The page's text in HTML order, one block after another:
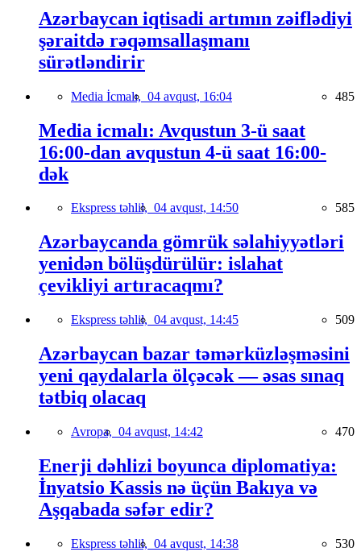
Azərbaycan iqtisadi artımın zəiflədiyi
şəraitdə rəqəmsallaşmanı
sürətləndirir
Media İcmalı, 04 avqust, 16:04 485
Media icmalı: Avqustun 3-ü saat
16:00-dan avqustun 4-ü saat 16:00-
dək
Ekspress təhlil, 04 avqust, 14:50 585
Azərbaycanda gömrük səlahiyyətləri
yenidən bölüşdürülür: islahat
çevikliyi artıracaqmı?
Ekspress təhlil, 04 avqust, 14:45 509
Azərbaycan bazar təmərküzləşməsini
yeni qaydalarla ölçəcək — əsas sınaq
tətbiq olacaq
Avropa, 04 avqust, 14:42 470
Enerji dəhlizi boyunca diplomatiya:
İnyatsio Kassis nə üçün Bakıya və
Aşqabada səfər edir?
Ekspress təhlil, 04 avqust, 14:38 530